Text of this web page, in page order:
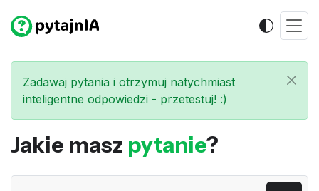
Zadawaj pytania i otrzymuj natychmiast
inteligentne odpowiedzi - przetestuj! :)
Jakie masz pytanie?